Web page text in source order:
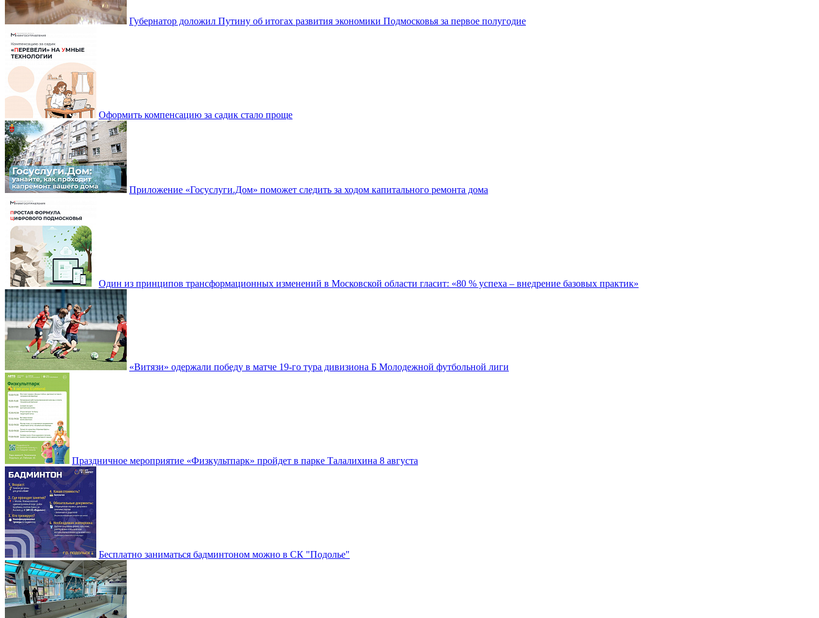
Губернатор доложил Путину об итогах развития экономики Подмосковья за первое полугодие
Оформить компенсацию за садик стало проще
Приложение «Госуслуги.Дом» поможет следить за ходом капитального ремонта дома
Один из принципов трансформационных изменений в Московской области гласит: «80 % успеха – внедрение базовых практик»
«Витязи» одержали победу в матче 19-го тура дивизиона Б Молодежной футбольной лиги
Праздничное мероприятие «Физкультпарк» пройдет в парке Талалихина 8 августа
Бесплатно заниматься бадминтоном можно в СК "Подолье"